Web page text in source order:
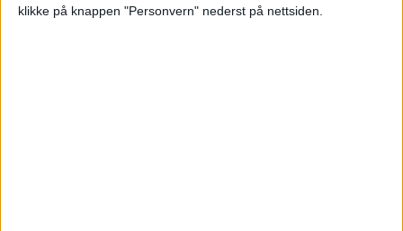
klikke på knappen "Personvern" nederst på nettsiden.